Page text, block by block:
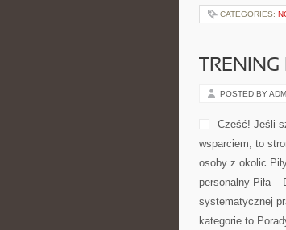
CATEGORIES:
POSTED BY
Cześć! Jeśli
wsparciem, to
osoby z okolic
personalny Piła –
systematycznej
kategorie to